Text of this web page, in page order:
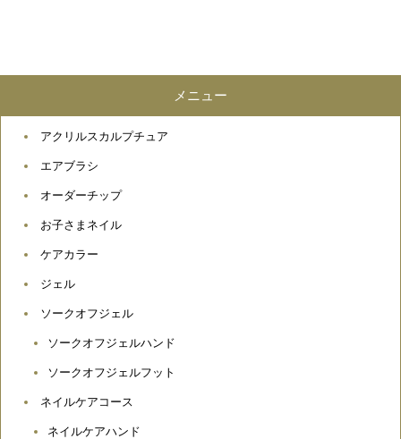
メニュー
アクリルスカルプチュア
エアブラシ
オーダーチップ
お子さまネイル
ケアカラー
ジェル
ソークオフジェル
ソークオフジェルハンド
ソークオフジェルフット
ネイルケアコース
ネイルケアハンド